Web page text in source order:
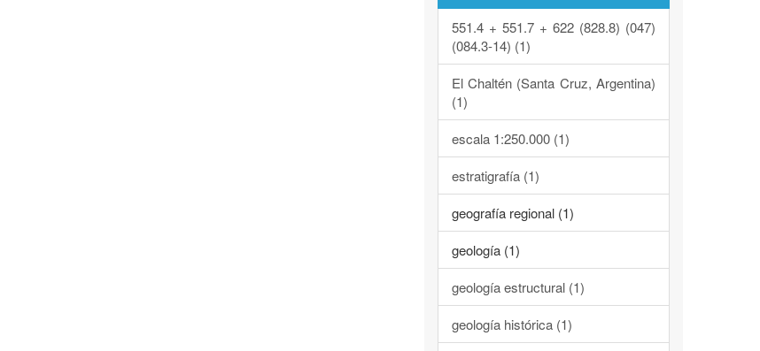
551.4 + 551.7 + 622 (828.8) (047)
(084.3-14) (1)
El Chaltén (Santa Cruz, Argentina)
(1)
escala 1:250.000 (1)
estratigrafía (1)
geografía regional (1)
geología (1)
geología estructural (1)
geología histórica (1)